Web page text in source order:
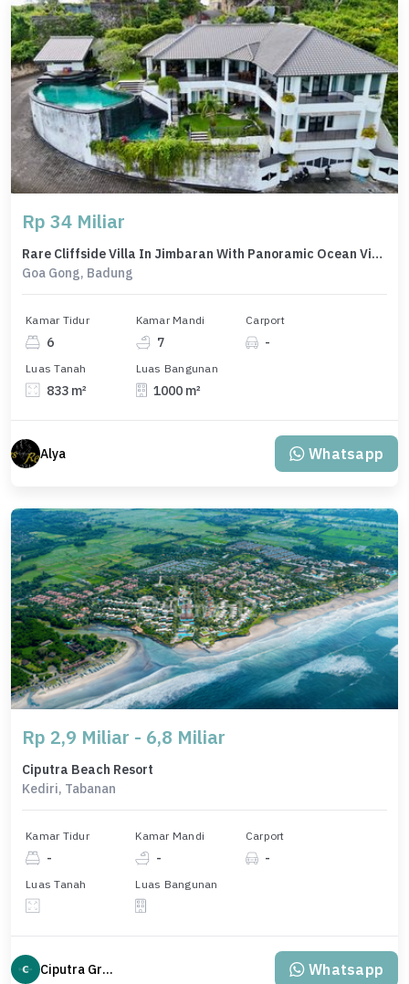
Rp 34 Miliar
Rare Cliffside Villa In Jimbaran With Panoramic Ocean Views
Goa Gong, Badung
Kamar Tidur
6
Kamar Mandi
7
Carport
-
Luas Tanah
833 m²
Luas Bangunan
1000 m²
Alya Whatsapp
Rp 2,9 Miliar - 6,8 Miliar
Ciputra Beach Resort
Kediri, Tabanan
Kamar Tidur
-
Kamar Mandi
-
Carport
-
Luas Tanah Luas Bangunan
Ciputra Group Whatsapp